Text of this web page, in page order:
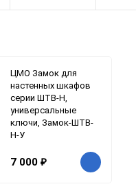
ЦМО Замок для
настенных шкафов
серии ШТВ-Н,
универсальные
ключи, Замок-ШТВ-
Н-У
7 000 ₽